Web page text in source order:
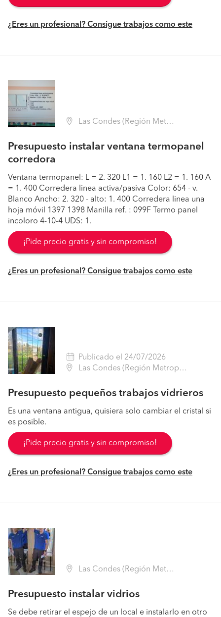
¿Eres un profesional? Consigue trabajos como este
Las Condes (Región Metropolitana - Santiago)
Presupuesto instalar ventana termopanel
corredora
Ventana termopanel: L = 2. 320 L1 = 1. 160 L2 = 1. 160 A
= 1. 400 Corredera linea activa/pasiva Color: 654 - v.
Blanco Ancho: 2. 320 - alto: 1. 400 Corredera linea una
hoja móvil 1397 1398 Manilla ref. : 099F Termo panel
incoloro 4-10-4 UDS: 1.
¡Pide precio gratis y sin compromiso!
¿Eres un profesional? Consigue trabajos como este
Publicado el 24/07/2026
Las Condes (Región Metropolitana - Santiago)
Presupuesto pequeños trabajos vidrieros
Es una ventana antigua, quisiera solo cambiar el cristal si
es posible.
¡Pide precio gratis y sin compromiso!
¿Eres un profesional? Consigue trabajos como este
Las Condes (Región Metropolitana - Santiago)
Presupuesto instalar vidrios
Se debe retirar el espejo de un local e instalarlo en otro